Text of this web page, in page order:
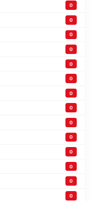
0
0
0
0
0
0
0
0
0
0
0
0
0
0